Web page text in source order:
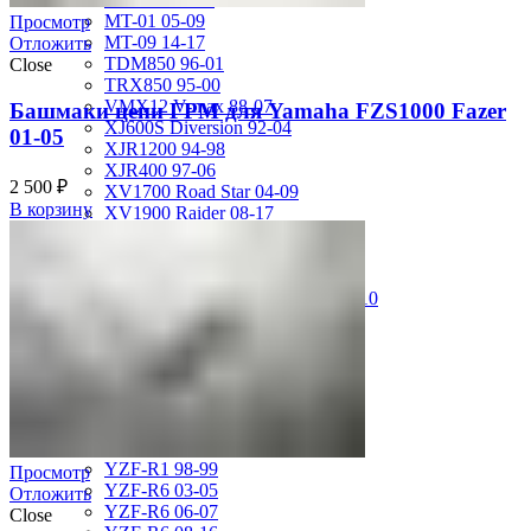
MT-01 05-09
MT-09 14-17
TDM850 96-01
TRX850 95-00
VMX12 V-max 88-07
XJ600S Diversion 92-04
XJR1200 94-98
XJR400 97-06
XV1700 Road Star 04-09
XV1900 Raider 08-17
XVZ1300 Royal Star Venture 01-10
YZF-1000R Thunderace 96-01
YZF-R1 00-01
YZF-R1 02-03
YZF-R1 04-06
YZF-R1 98-99
YZF-R6 03-05
YZF-R6 06-07
Просмотр
Отложить
Close
Башмаки цепи ГРМ для Yamaha FZS1000 Fazer
01-05
2 500 ₽
В корзину
Просмотр
Отложить
Close